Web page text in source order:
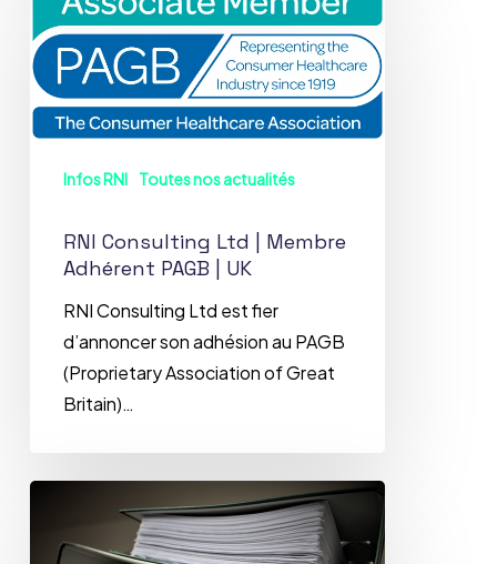
Consulting
Ltd
|
Membre
Adhérent
PAGBInfos RNI Toutes nos actualités
RNI Consulting Ltd | Membre
Adhérent PAGB | UK
RNI Consulting Ltd est fier
d’annoncer son adhésion au PAGB
(Proprietary Association of Great
Britain)…
NDIN: